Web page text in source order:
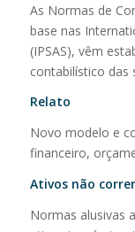
As Normas de
base nas
(IPSAS), vêm
contabilístico das
Relato
Novo modelo e
financeiro,
Ativos não
Normas alusivas